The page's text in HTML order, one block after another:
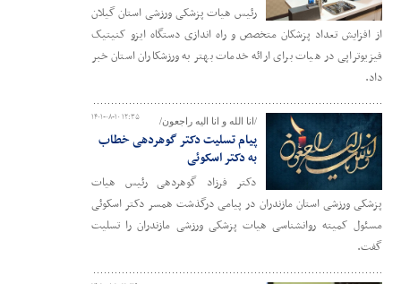
رئیس هیات پزشکی ورزشی استان گیلان
از افزایش تعداد پزشکان متخصص و راه اندازی دستگاه ایزو کنیتیک
فیزیوتراپی در هیات برای ارائه خدمات بهتر به ورزشکاران استان خبر
داد.
۱۴۰۱-۰۸-۱۰ ۱۲:۳۵ /انا الله و انا الیه راجعون/
پیام تسلیت دکتر گوهردهی خطاب
به دکتر اسکوئی
دکتر فرزاد گوهردهی رئیس هیات
پزشکی ورزشی استان مازندران در پیامی درگذشت همسر دکتر اسکوئی
مسئول کمیته روانشناسی هیات پزشکی ورزشی مازندران را تسلیت
گفت.